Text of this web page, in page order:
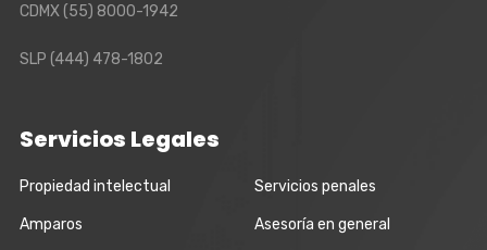
CDMX(55) 8000-1942
SLP (444) 478-1802
Servicios Legales
Propiedad intelectual Servicios penales
Amparos Asesoría en general